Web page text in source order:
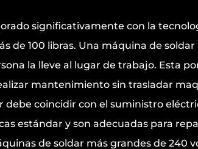
significativamente con la
de 100 libras. Una máquina de
la lleve al lugar de trabajo. Esta
mantenimiento sin trasladar
coincidir con el suministro
estándar y son adecuadas para
de soldar más grandes de